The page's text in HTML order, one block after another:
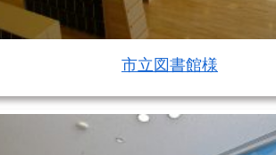
市立図書館様